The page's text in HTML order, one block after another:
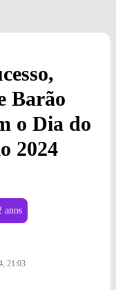
Barão
o Dia do
2024
anos
21:03